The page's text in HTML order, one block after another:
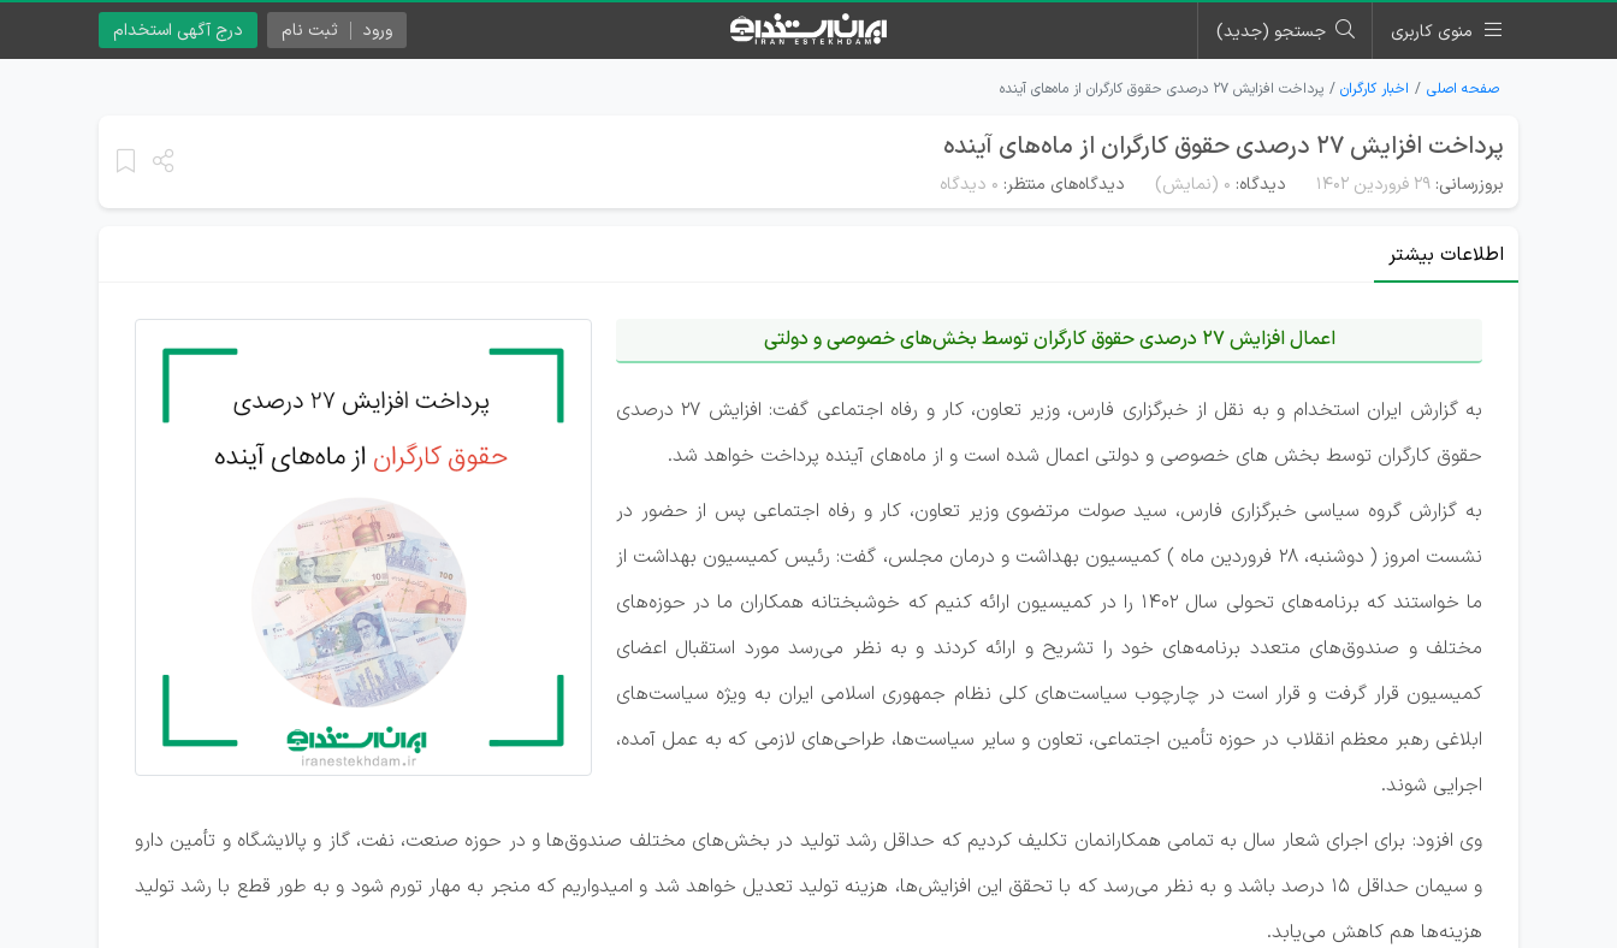
منوی کاربری جستجو (جدید) درج آگهی استخدام ورود ثبت نام
صفحه اصلی اخبار کارگران پرداخت افزایش ۲۷ درصدی حقوق کارگران از ماه‌های آینده
پرداخت افزایش ۲۷ درصدی حقوق کارگران از ماه‌های آینده
بروزرسانی: ۲۹ فروردین ۱۴۰۲ دیدگاه: 0 (نمایش) دیدگاه‌های منتظر: ۰ دیدگاه
اطلاعات بیشتر
اعمال افزایش 27 درصدی حقوق کارگران توسط بخش‌های خصوصی و دولتی
به گزارش ایران استخدام و به نقل از خبرگزاری فارس، وزیر تعاون، کار و رفاه اجتماعی گفت: افزایش 27 درصدی
حقوق کارگران توسط بخش های خصوصی و دولتی اعمال شده است و از ماه‌های آینده پرداخت خواهد شد.
به گزارش گروه سیاسی خبرگزاری فارس، سید صولت مرتضوی وزیر تعاون، کار و رفاه اجتماعی پس از حضور در
نشست امروز ( دوشنبه، 28 فروردین ماه ) کمیسیون بهداشت و درمان مجلس، گفت: رئیس کمیسیون بهداشت از
ما خواستند که برنامه‌های تحولی سال 1402 را در کمیسیون ارائه کنیم که خوشبختانه همکاران ما در حوزه‌های
مختلف و صندوق‌های متعدد برنامه‌های خود را تشریح و ارائه کردند و به نظر می‌رسد مورد استقبال اعضای
کمیسیون قرار گرفت و قرار است در چارچوب سیاست‌های کلی نظام جمهوری اسلامی ایران به ویژه سیاست‌های
ابلاغی رهبر معظم انقلاب در حوزه تأمین اجتماعی، تعاون و سایر سیاست‌ها، طراحی‌های لازمی که به عمل آمده،
اجرایی شوند.
وی افزود: برای اجرای شعار سال به تمامی همکارانمان تکلیف کردیم که حداقل رشد تولید در بخش‌های مختلف صندوق‌ها و در حوزه صنعت، نفت، گاز و پالایشگاه و تأمین دارو
و سیمان حداقل 15 درصد باشد و به نظر می‌رسد که با تحقق این افزایش‌ها، هزینه تولید تعدیل خواهد شد و امیدواریم که منجر به مهار تورم شود و به طور قطع با رشد تولید
هزینه‌ها هم کاهش می‌یابد.